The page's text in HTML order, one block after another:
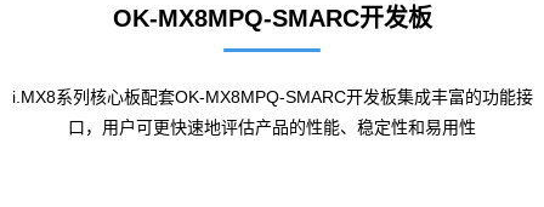
OK-MX8MPQ-SMARC开发板
i.MX8系列核心板配套OK-MX8MPQ-SMARC开发板集成丰富的功能接
口，用户可更快速地评估产品的性能、稳定性和易用性